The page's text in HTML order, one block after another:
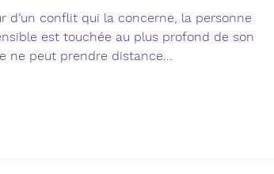
d’un conflit qui la concerne, la personne
est touchée au plus profond de son
ne peut prendre distance...